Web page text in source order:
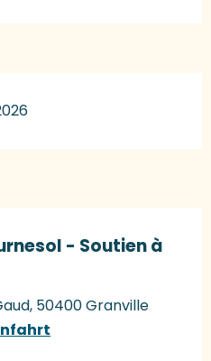
- Soutien à
50400 Granville